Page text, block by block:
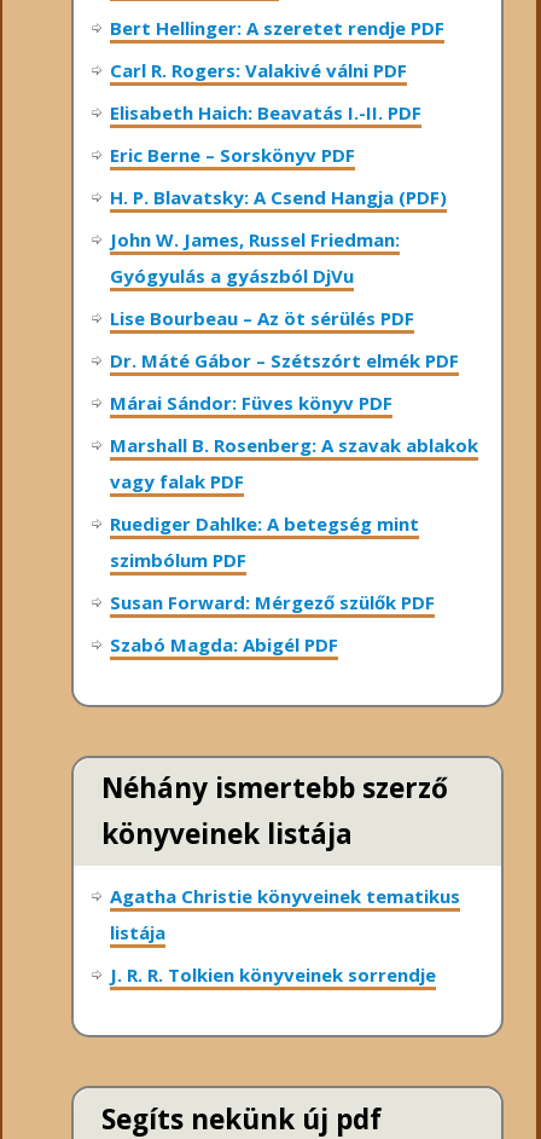
Bert Hellinger: A ​szeretet rendje PDF
Carl R. Rogers: Valakivé válni PDF
Elisabeth Haich: Beavatás I.-II. PDF
Eric Berne – Sorskönyv PDF
H. P. Blavatsky: A Csend Hangja (PDF)
John W. James, Russel Friedman:
Gyógyulás a gyászból DjVu
Lise Bourbeau – Az öt sérülés PDF
Dr. Máté Gábor – Szétszórt elmék PDF
Márai Sándor: Füves könyv PDF
Marshall B. Rosenberg: A szavak ablakok
vagy falak PDF
Ruediger Dahlke: A betegség mint
szimbólum PDF
Susan Forward: Mérgező szülők PDF
Szabó Magda: Abigél PDF
Néhány ismertebb szerző
könyveinek listája
Agatha Christie könyveinek tematikus
listája
J. R. R. Tolkien könyveinek sorrendje
Segíts nekünk új pdf